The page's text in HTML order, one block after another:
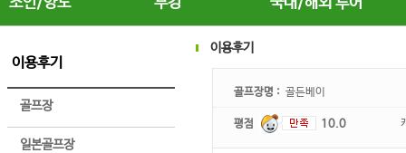
이용후기
골프장
일본골프장
이용후기
골프장명 : 골든베이
평점 10.0